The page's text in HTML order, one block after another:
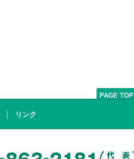
PAGE TOP
リンク